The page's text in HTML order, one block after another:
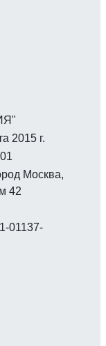
2015 г.
Москва,
42
01137-